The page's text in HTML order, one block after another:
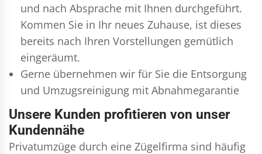
und nach Absprache mit Ihnen durchgeführt.
Kommen Sie in Ihr neues Zuhause, ist dieses
bereits nach Ihren Vorstellungen gemütlich
eingeräumt.
Gerne übernehmen wir für Sie die Entsorgung
und Umzugsreinigung mit Abnahmegarantie
Unsere Kunden profitieren von unser
Kundennähe
Privatumzüge durch eine Zügelfirma sind häufig